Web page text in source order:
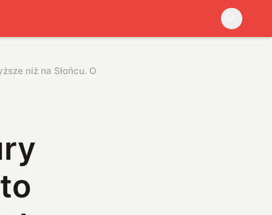
niż na Słońcu. Oto przełomowy eksperyment ESTHER